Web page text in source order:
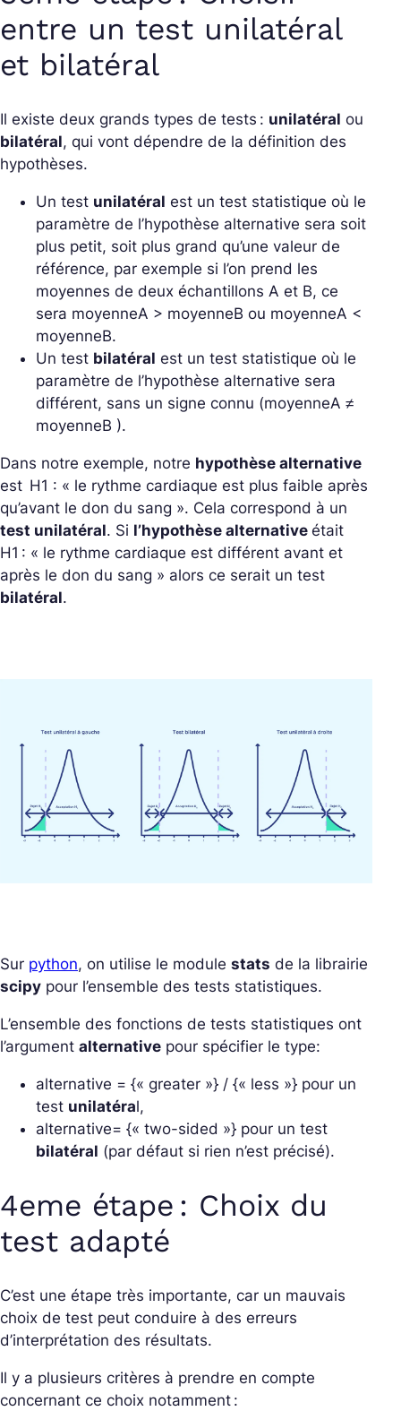
entre un test unilatéral
et bilatéral
Il existe deux grands types de tests : unilatéral ou
bilatéral, qui vont dépendre de la définition des
hypothèses.
Un test unilatéral est un test statistique où le
paramètre de l’hypothèse alternative sera soit
plus petit, soit plus grand qu’une valeur de
référence, par exemple si l’on prend les
moyennes de deux échantillons A et B, ce
sera moyenneA > moyenneB ou moyenneA <
moyenneB.
Un test bilatéral est un test statistique où le
paramètre de l’hypothèse alternative sera
différent, sans un signe connu (moyenneA ≠
moyenneB ).
Dans notre exemple, notre hypothèse alternative
est H1 : « le rythme cardiaque est plus faible après
qu’avant le don du sang ». Cela correspond à un
test unilatéral. Si l’hypothèse alternative était
H1 : « le rythme cardiaque est différent avant et
après le don du sang » alors ce serait un test
bilatéral.
Sur python, on utilise le module stats de la librairie
scipy pour l’ensemble des tests statistiques.
L’ensemble des fonctions de tests statistiques ont
l’argument alternative pour spécifier le type:
alternative = {« greater »} / {« less »} pour un
test unilatéral,
alternative= {« two-sided »} pour un test
bilatéral (par défaut si rien n’est précisé).
4eme étape : Choix du
test adapté
C’est une étape très importante, car un mauvais
choix de test peut conduire à des erreurs
d’interprétation des résultats.
Il y a plusieurs critères à prendre en compte
concernant ce choix notamment :